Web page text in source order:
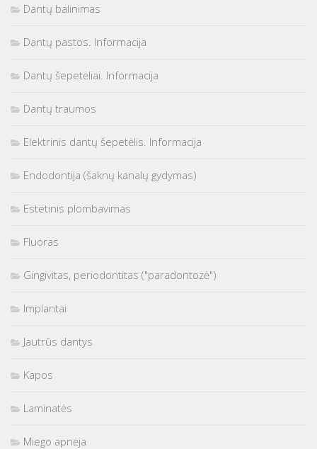
Dantų balinimas
Dantų pastos. Informacija
Dantų šepetėliai. Informacija
Dantų traumos
Elektrinis dantų šepetėlis. Informacija
Endodontija (šaknų kanalų gydymas)
Estetinis plombavimas
Fluoras
Gingivitas, periodontitas ("paradontozė")
Implantai
Jautrūs dantys
Kapos
Laminatės
Miego apnėja